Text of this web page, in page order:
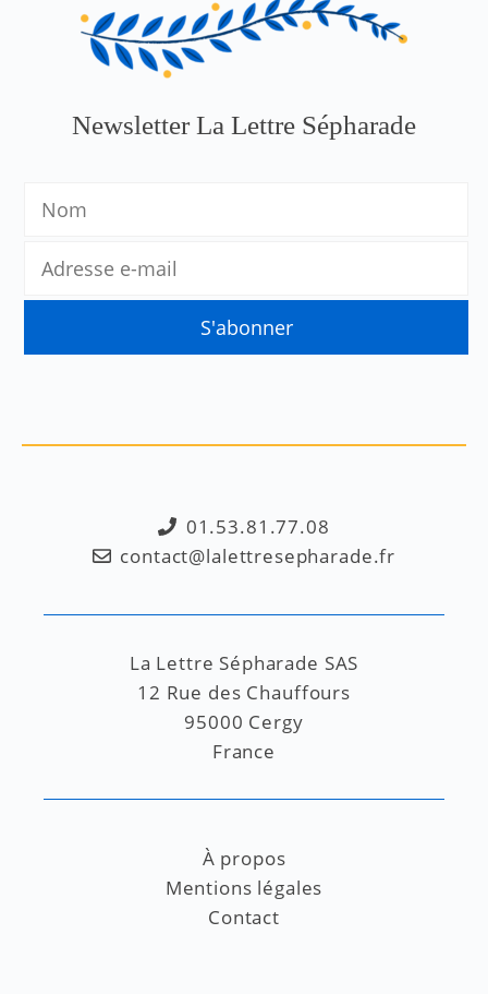
Newsletter La Lettre Sépharade
01.53.81.77.08
contact@lalettresepharade.fr
La Lettre Sépharade SAS
12 Rue des Chauffours
95000 Cergy
France
À propos
Mentions légales
Contact